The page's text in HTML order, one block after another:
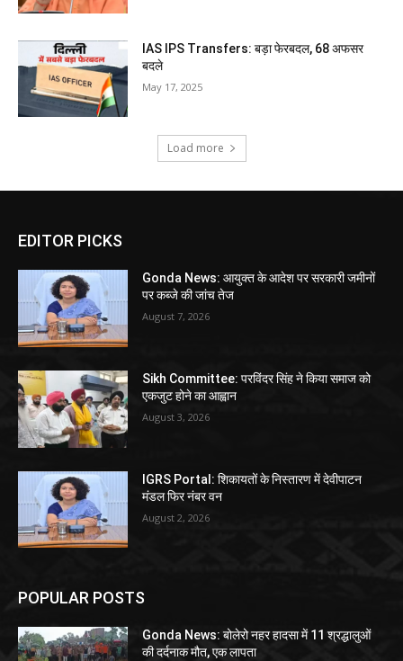
IAS IPS Transfers: बड़ा फेरबदल, 68 अफसर
बदले
May 17, 2025
Load more
EDITOR PICKS
Gonda News: आयुक्त के आदेश पर सरकारी जमीनों
पर कब्जे की जांच तेज
August 7, 2026
Sikh Committee: परविंदर सिंह ने किया समाज को
एकजुट होने का आह्वान
August 3, 2026
IGRS Portal: शिकायतों के निस्तारण में देवीपाटन
मंडल फिर नंबर वन
August 2, 2026
POPULAR POSTS
Gonda News: बोलेरो नहर हादसा में 11 श्रद्धालुओं
की दर्दनाक मौत, एक लापता